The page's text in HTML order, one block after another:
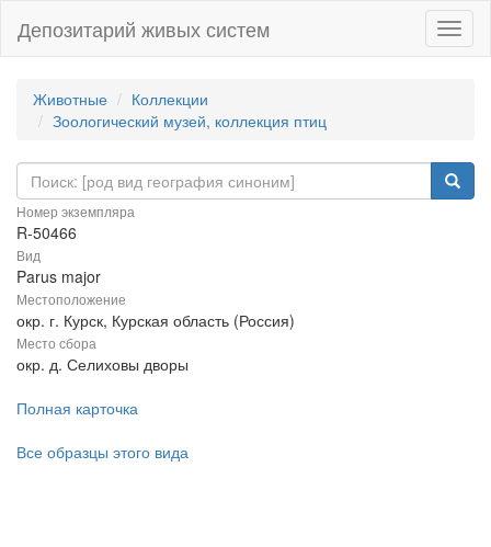
Депозитарий живых систем
Животные
Коллекции
Зоологический музей, коллекция птиц
Номер экземпляра
R-50466
Вид
Parus major
Местоположение
окр. г. Курск, Курская область (Россия)
Место сбора
окр. д. Селиховы дворы
Полная карточка
Все образцы этого вида